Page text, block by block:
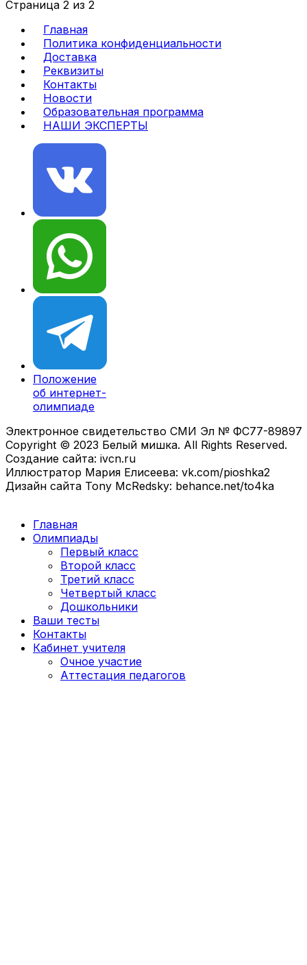
Страница 2 из 2
Главная
Политика конфиденциальности
Доставка
Реквизиты
Контакты
Новости
Образовательная программа
НАШИ ЭКСПЕРТЫ
Положение
об интернет-
олимпиаде
Электронное свидетельство СМИ Эл № ФС77-89897
Copyright © 2023 Белый мишка. All Rights Reserved.
Создание сайта: ivcn.ru
Иллюстратор Мария Елисеева: vk.com/pioshka2
Дизайн сайта Tony McRedsky: behance.net/to4ka
Главная
Олимпиады
Первый класс
Второй класс
Третий класс
Четвертый класс
Дошкольники
Ваши тесты
Контакты
Кабинет учителя
Очное участие
Аттестация педагогов